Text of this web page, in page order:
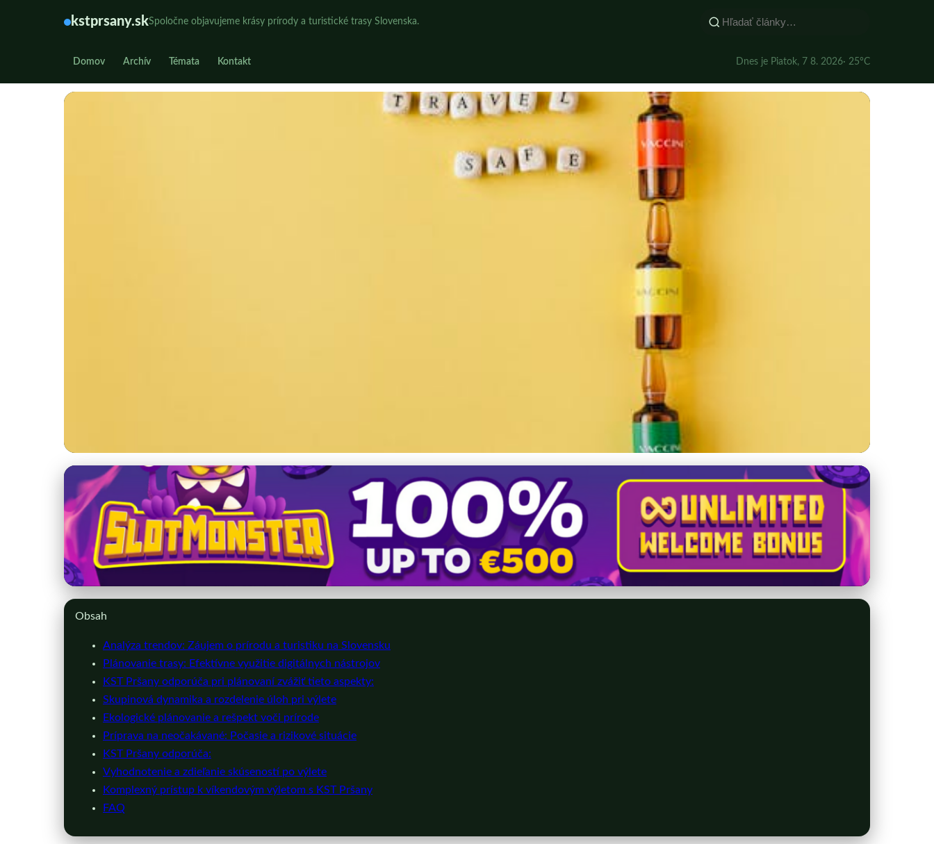
kstprsany.skSpoločne objavujeme krásy prírody a turistické trasy Slovenska.
Domov Archív Témata Kontakt Dnes je Piatok, 7 8. 2026· 25°C
kstprsany.sk
Plánovanie víkendových výletov s KST Pršany: Účinné a bezpečné
tipy
Obsah
Analýza trendov: Záujem o prírodu a turistiku na Slovensku
Plánovanie trasy: Efektívne využitie digitálnych nástrojov
KST Pršany odporúča pri plánovaní zvážiť tieto aspekty:
Skupinová dynamika a rozdelenie úloh pri výlete
Ekologické plánovanie a rešpekt voči prírode
Príprava na neočakávané: Počasie a rizikové situácie
KST Pršany odporúča:
Vyhodnotenie a zdieľanie skúseností po výlete
Komplexný prístup k víkendovým výletom s KST Pršany
FAQ